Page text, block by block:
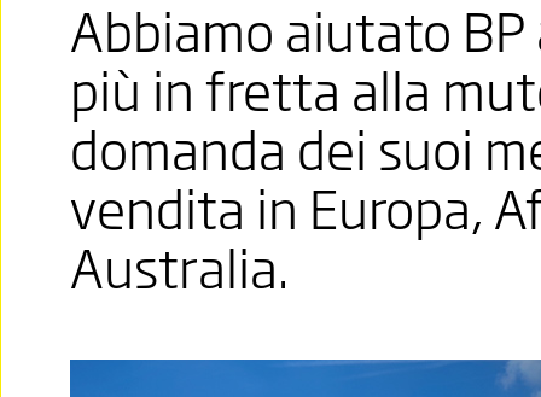
Abbiamo aiutato
più in fretta alla
domanda dei suoi
vendita in Europa,
Australia.